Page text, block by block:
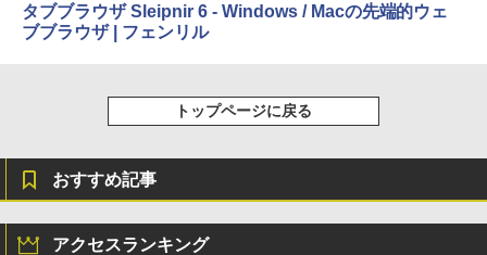
タブブラウザ Sleipnir 6 - Windows / Macの先端的ウェ
ブブラウザ | フェンリル
トップページに戻る
おすすめ記事
アクセスランキング